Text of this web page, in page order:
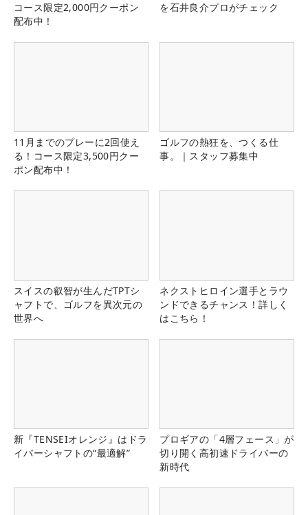
コース限定2,000円クーポン
配布中！
を石井良介プロがチェック
11月までのプレーに2回使え
る！コース限定3,500円クー
ポン配布中！
ゴルフの熱狂を、つくる仕
事。｜スタッフ募集中
スイスの叡智が生んだTPTシ
ャフトで、ゴルフを異次元の
世界へ
ネクストヒロイン選手とラウ
ンドできるチャンス！詳しく
はこちら！
新『TENSEIオレンジ』はドラ
イバーシャフトの“最適解”
プロギアの「4層フェース」が
切り開く高初速ドライバーの
新時代